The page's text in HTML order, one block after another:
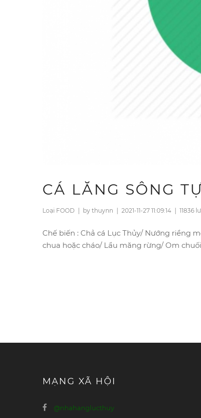
CÁ LĂNG SÔNG
Loại FOOD by thuynn 2021-11-27 11:09:14 11836
Chế biến : Chả cá Lục Thủy/ Nướng riềng
chua hoặc cháo/ Lẩu măng rừng/ Om
MẠNG XÃ HỘI
@nhahanglucthuy